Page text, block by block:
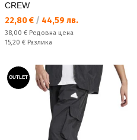
CREW
Текуща цена:
22,80 € / 44,59 лв.
Редовна цена:
38,00 € Редовна цена
Спестявате:
15,20 € Разлика
OUTLET